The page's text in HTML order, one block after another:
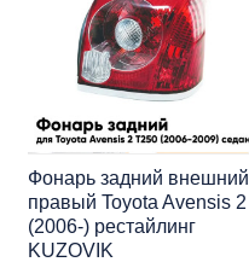
Фонарь задний внешний
правый Toyota Avensis 2
(2006-) рестайлинг
KUZOVIK